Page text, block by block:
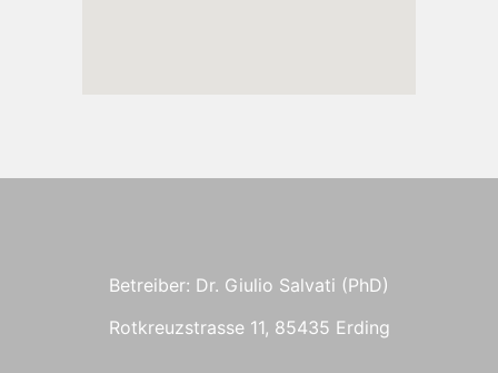
Betreiber: Dr. Giulio Salvati (PhD)
Rotkreuzstrasse 11, 85435 Erding